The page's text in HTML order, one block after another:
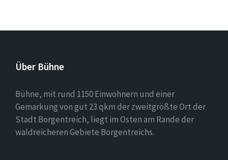
Über Bühne
Bühne, mit rund 1150 Einwohnern und einer
Gemarkung von gut 23 qkm der zweitgrößte Ort der
Stadt Borgentreich, liegt im Osten am Rande der
waldreicheren Gebiete Borgentreichs.